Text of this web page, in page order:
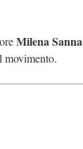
Milena Sanna
movimento.